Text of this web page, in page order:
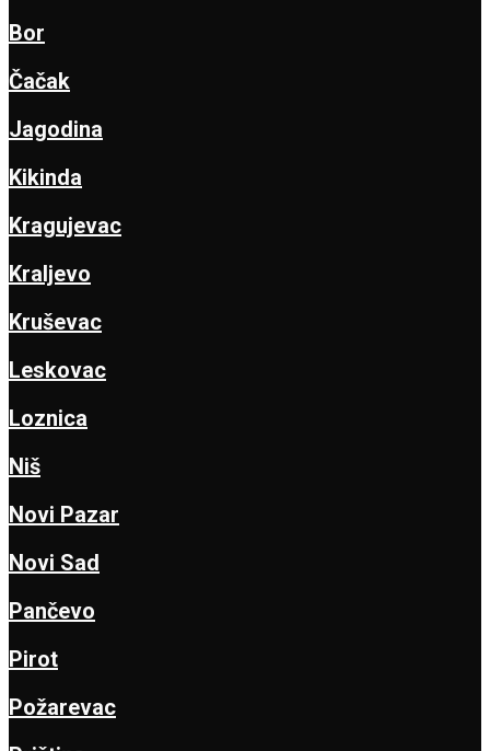
Bor
Čačak
Jagodina
Kikinda
Kragujevac
Kraljevo
Kruševac
Leskovac
Loznica
Niš
Novi Pazar
Novi Sad
Pančevo
Pirot
Požarevac